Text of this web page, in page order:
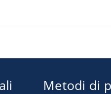
Metodi di